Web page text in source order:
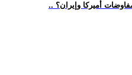
أميركا وإيران؟